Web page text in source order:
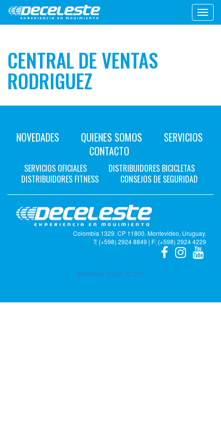
CENTRAL DE VENTAS
RODRIGUEZ
NOVEDADES QUIENES SOMOS
SERVICIOS
CONTACTO
SERVICIOS OFICIALES
DISTRIBUIDORES BICICLETAS
DISTRIBUIDORES FITNESS
CONSEJOS DE SEGURIDAD
Colombia 1329. CP 11800. Montevideo, Uruguay.
T: (+598) 2924 8849 | F: (+598) 2924 4229
Marketing Digital: ELE10